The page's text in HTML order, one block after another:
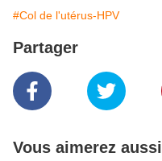
#Col de l'utérus-HPV
Partager
Vous aimerez aussi